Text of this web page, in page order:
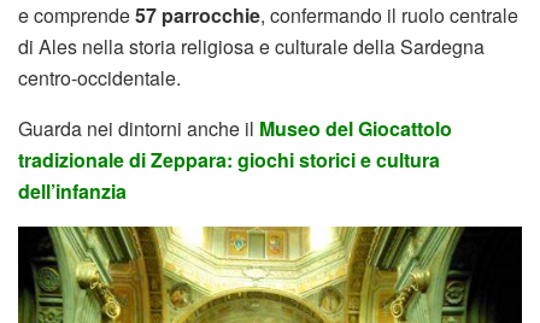
e comprende57 parrocchie, confermando il ruolo centrale
di Ales nella storia religiosa e culturale della Sardegna
centro-occidentale.
Guarda nei dintorni anche il Museo del Giocattolo
tradizionale di Zeppara: giochi storici e cultura
dell’infanzia